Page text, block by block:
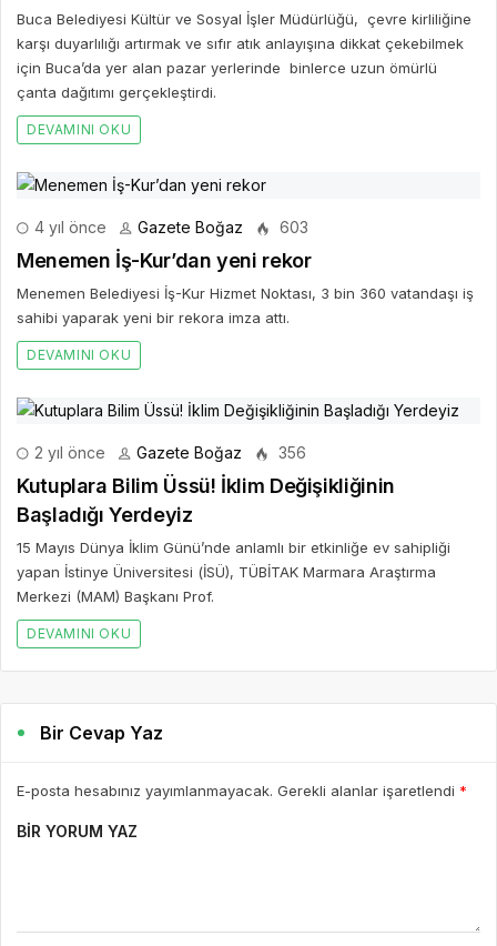
Buca Belediyesi Kültür ve Sosyal İşler Müdürlüğü, çevre kirliliğine
karşı duyarlılığı artırmak ve sıfır atık anlayışına dikkat çekebilmek
için Buca’da yer alan pazar yerlerinde binlerce uzun ömürlü
çanta dağıtımı gerçekleştirdi.
DEVAMINI OKU
4 yıl önce Gazete Boğaz 603
Menemen İş-Kur’dan yeni rekor
Menemen Belediyesi İş-Kur Hizmet Noktası, 3 bin 360 vatandaşı iş
sahibi yaparak yeni bir rekora imza attı.
DEVAMINI OKU
2 yıl önce Gazete Boğaz 356
Kutuplara Bilim Üssü! İklim Değişikliğinin
Başladığı Yerdeyiz
15 Mayıs Dünya İklim Günü’nde anlamlı bir etkinliğe ev sahipliği
yapan İstinye Üniversitesi (İSÜ), TÜBİTAK Marmara Araştırma
Merkezi (MAM) Başkanı Prof.
DEVAMINI OKU
Bir Cevap Yaz
E-posta hesabınız yayımlanmayacak. Gerekli alanlar işaretlendi *
BIR YORUM YAZ